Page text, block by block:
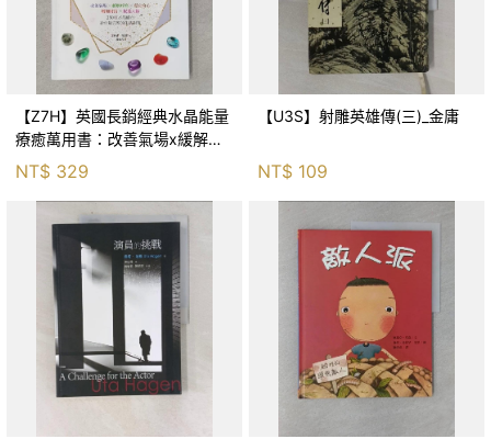
【Z7H】英國長銷經典水晶能量
療癒萬用書：改善氣場x緩解疼
痛x穩定身心x增加財富x促進人
緣，250種水晶礦石給你最完整
的生活對策_菲利
NT$ 329
【U3S】射雕英雄傳(三)_金庸
NT$ 109